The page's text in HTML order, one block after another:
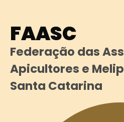
FAASC
Federação das
Apicultores e
Santa Catarina